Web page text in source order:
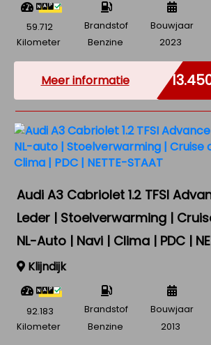
59.712
Kilometer
Brandstof
Benzine
Bouwjaar
2023
Meer informatie €
Audi A3 Cabriolet 1.2 TFSI
Leder | Stoelverwarming |
NL-Auto | Navi | Clima | PDC |
Klijndijk
92.183
Kilometer
Brandstof
Benzine
Bouwjaar
2013